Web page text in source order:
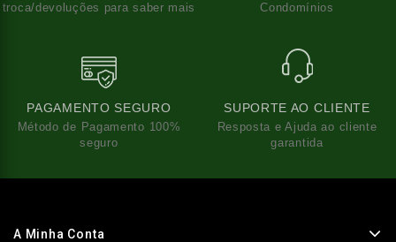
troca/devoluções para saber mais
Condomínios
PAGAMENTO SEGURO
Método de Pagamento 100%
seguro
SUPORTE AO CLIENTE
Resposta e Ajuda ao cliente
garantida
A Minha Conta